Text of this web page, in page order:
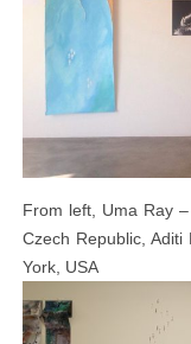
From left, Uma Ray
Czech Republic,
York, USA